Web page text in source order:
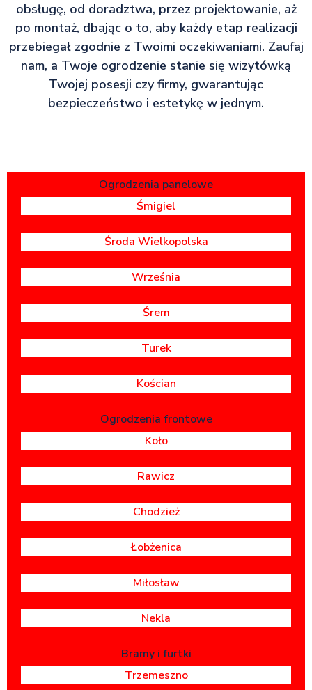
obsługę, od doradztwa, przez projektowanie, aż
po montaż, dbając o to, aby każdy etap realizacji
przebiegał zgodnie z Twoimi oczekiwaniami. Zaufaj
nam, a Twoje ogrodzenie stanie się wizytówką
Twojej posesji czy firmy, gwarantując
bezpieczeństwo i estetykę w jednym.
Ogrodzenia panelowe
Śmigiel
Środa Wielkopolska
Września
Śrem
Turek
Kościan
Ogrodzenia frontowe
Koło
Rawicz
Chodzież
Łobżenica
Miłosław
Nekla
Bramy i furtki
Trzemeszno